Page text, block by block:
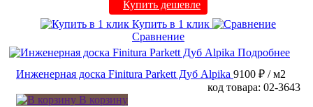
Купить дешевле
Купить в 1 клик
Сравнение
Подробнее
Инженерная доска Finitura Parkett Дуб Alpika 9100 ₽ / м2
код товара: 02-3643
В корзину